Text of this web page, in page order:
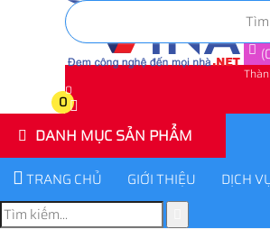
0
0
DANH MỤC SẢN PHẨM
TRANG CHỦ GIỚI THIỆU DỊCH